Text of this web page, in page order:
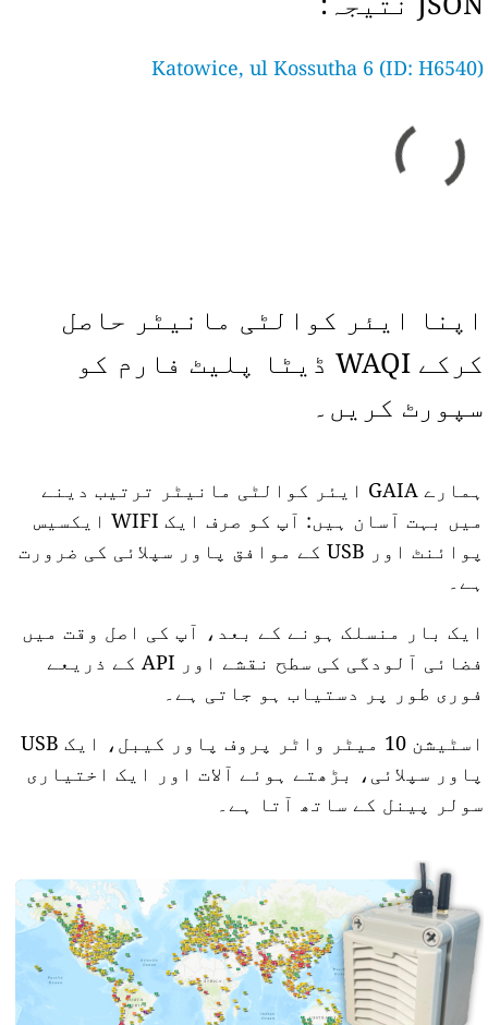
Katowice, ul Kossutha 6 (ID: H6540)
اپنا ایئر کوالٹی مانیٹر حاصل
کرکے WAQI ڈیٹا پلیٹ فارم کو
سپورٹ کریں۔
ہمارے GAIA ایئر کوالٹی مانیٹر ترتیب دینے
میں بہت آسان ہیں: آپ کو صرف ایک WIFI ایکسیس
پوائنٹ اور USB کے موافق پاور سپلائی کی ضرورت
ہے۔
ایک بار منسلک ہونے کے بعد، آپ کی اصل وقت میں
فضائی آلودگی کی سطح نقشے اور API کے ذریعے
فوری طور پر دستیاب ہو جاتی ہے۔
اسٹیشن 10 میٹر واٹر پروف پاور کیبل، ایک USB
پاور سپلائی، بڑھتے ہوئے آلات اور ایک اختیاری
سولر پینل کے ساتھ آتا ہے۔